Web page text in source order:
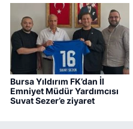
Bursa Yıldırım FK’dan İl
Emniyet Müdür Yardımcısı
Suvat Sezer’e ziyaret